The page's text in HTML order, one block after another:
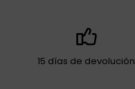
15 días de devolución